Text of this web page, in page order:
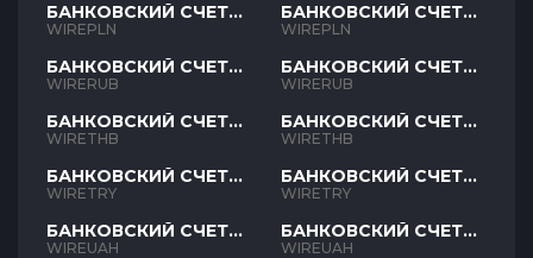
БАНКОВСКИЙ СЧЕТ
PLN
WIREPLN
БАНКОВСКИЙ СЧЕТ
RUB
WIRERUB
БАНКОВСКИЙ СЧЕТ
THB
WIRETHB
БАНКОВСКИЙ СЧЕТ
TRY
WIRETRY
БАНКОВСКИЙ СЧЕТ
UAH
WIREUAH
БАНКОВСКИЙ СЧЕТ
PLN
WIREPLN
БАНКОВСКИЙ СЧЕТ
RUB
WIRERUB
БАНКОВСКИЙ СЧЕТ
THB
WIRETHB
БАНКОВСКИЙ СЧЕТ
TRY
WIRETRY
БАНКОВСКИЙ СЧЕТ
UAH
WIREUAH